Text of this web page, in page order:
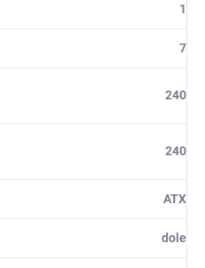
1
7
240
240
ATX
dole